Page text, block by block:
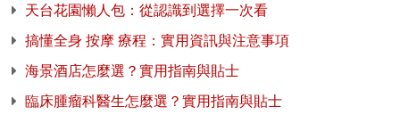
天台花園懶人包：從認識到選擇一次看
搞懂全身 按摩 療程：實用資訊與注意事項
海景酒店怎麼選？實用指南與貼士
臨床腫瘤科醫生怎麼選？實用指南與貼士